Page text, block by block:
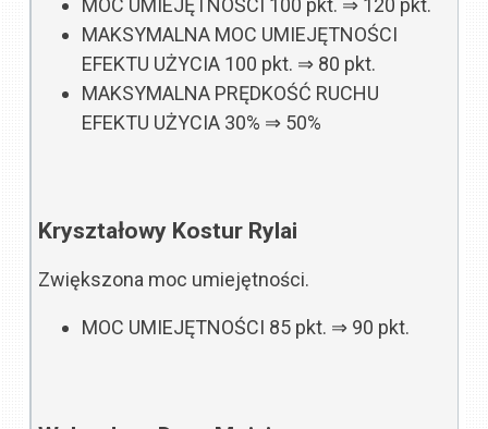
MOC UMIEJĘTNOŚCI 100 pkt. ⇒ 120 pkt.
MAKSYMALNA MOC UMIEJĘTNOŚCI
EFEKTU UŻYCIA 100 pkt. ⇒ 80 pkt.
MAKSYMALNA PRĘDKOŚĆ RUCHU
EFEKTU UŻYCIA 30% ⇒ 50%
Kryształowy Kostur Rylai
Zwiększona moc umiejętności.
MOC UMIEJĘTNOŚCI 85 pkt. ⇒ 90 pkt.